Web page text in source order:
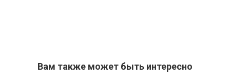
Вам также может быть интересно